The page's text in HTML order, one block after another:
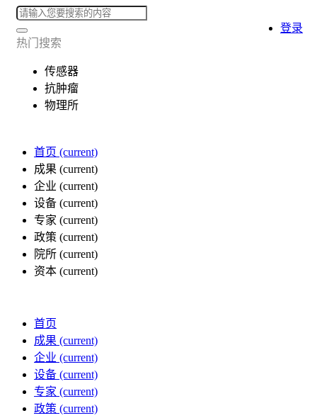
热门搜索
传感器
抗肿瘤
物理所
首页 (current)
成果 (current)
企业 (current)
设备 (current)
专家 (current)
政策 (current)
院所 (current)
资本 (current)
登录
首页
成果 (current)
企业 (current)
设备 (current)
专家 (current)
政策 (current)